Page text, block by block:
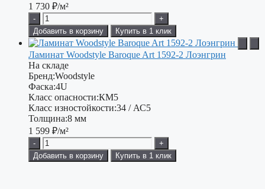
1 730 ₽/м²
-
+
Добавить в корзину
Купить в 1 клик
Ламинат Woodstyle Baroque Art 1592-2 Лоэнгрин
На складе
Бренд:Woodstyle
Фаска:4U
Класс опасности:КМ5
Класс изностойкости:34 / АС5
Толщина:8 мм
1 599 ₽/м²
-
+
Добавить в корзину
Купить в 1 клик